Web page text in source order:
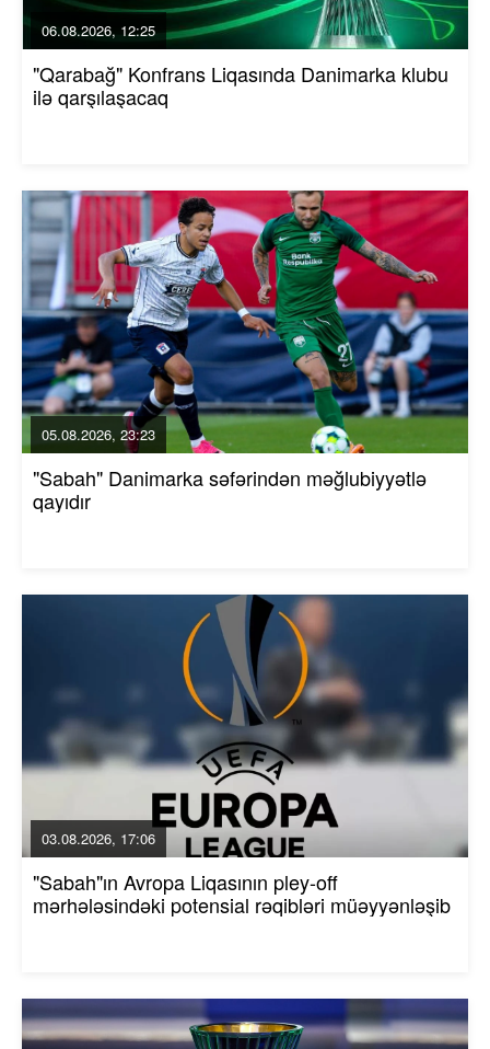
06.08.2026, 12:25
"Qarabağ" Konfrans Liqasında Danimarka klubu
ilə qarşılaşacaq
05.08.2026, 23:23
"Sabah" Danimarka səfərindən məğlubiyyətlə
qayıdır
03.08.2026, 17:06
"Sabah"ın Avropa Liqasının pley-off
mərhələsindəki potensial rəqibləri müəyyənləşib